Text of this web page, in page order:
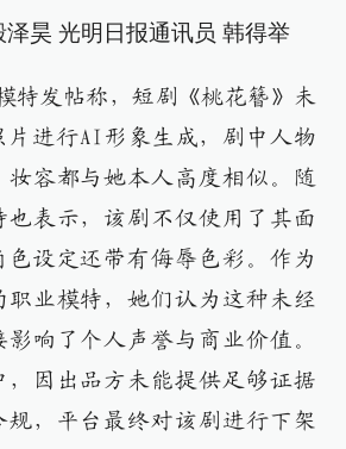
昊 光明日报通讯员 韩得举
特发帖称，短剧《桃花簪》未
片进行AI形象生成，剧中人物
妆容都与她本人高度相似。随
也表示，该剧不仅使用了其面
设定还带有侮辱色彩。作为
职业模特，她们认为这种未经
响了个人声誉与商业价值。
，因出品方未能提供足够证据
规，平台最终对该剧进行下架